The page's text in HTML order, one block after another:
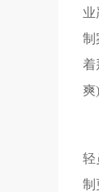
业
制
着
爽
轻
制